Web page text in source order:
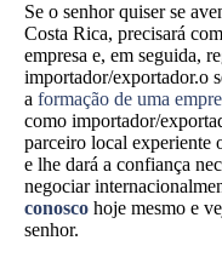
Se o senhor quiser se
Costa Rica, precisará
empresa e, em seguida,
importador/exportador.o
a formação de uma
como importador/
parceiro local experiente
e lhe dará a confiança
negociar
conosco hoje mesmo e
senhor.